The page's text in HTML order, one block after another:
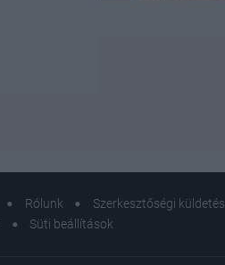
Rólunk Szerkesztőségi küldetés
Süti beállítások